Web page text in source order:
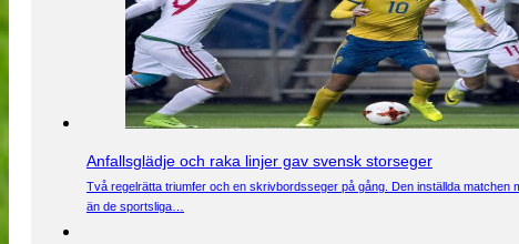
Anfallsglädje och raka linjer gav svensk storseger
Två regelrätta triumfer och en skrivbordsseger på gång. Den inställda matchen
än de sportsliga…